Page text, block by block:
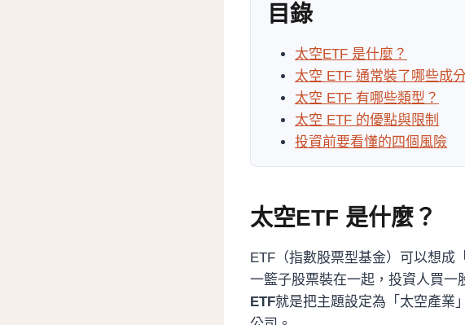
目錄
太空ETF 是什麼？
太空 ETF 通常裝了哪些成
太空 ETF 有哪些類型？
太空 ETF 的優點與限制
投資前要看懂的四個風險
太空ETF 是什麼？
ETF（指數股票型基金）可以想成
一籃子股票裝在一起，投資人買一
ETF就是把主題設定為「太空產業